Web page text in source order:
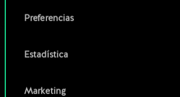
preferencias al respecto en el
Preferencias
Estadística
Marketing